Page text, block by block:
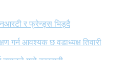
र फ्रेन्ड्स भिड्दै
गर्न आवश्यक छ वडाध्यक्ष तिवारी